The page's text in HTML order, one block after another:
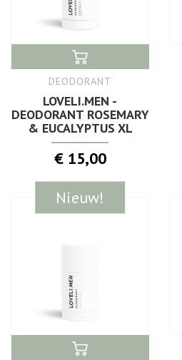
DEODORANT
LOVELI.MEN -
DEODORANT ROSEMARY
& EUCALYPTUS XL
€ 15,00
Nieuw!